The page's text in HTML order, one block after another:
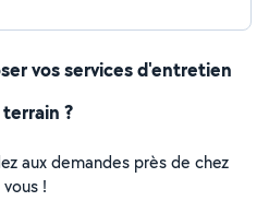
vos services d'entretien
?
aux demandes près de chez
vous !